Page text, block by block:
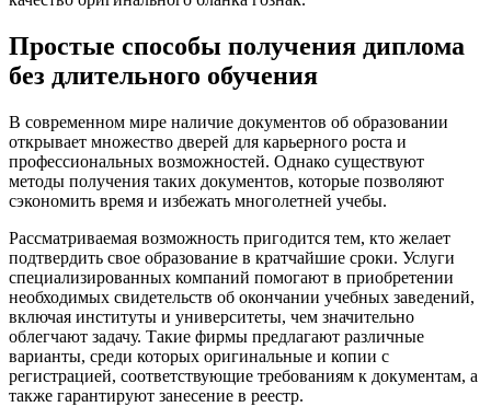
Простые способы получения диплома
без длительного обучения
В современном мире наличие документов об образовании
открывает множество дверей для карьерного роста и
профессиональных возможностей. Однако существуют
методы получения таких документов, которые позволяют
сэкономить время и избежать многолетней учебы.
Рассматриваемая возможность пригодится тем, кто желает
подтвердить свое образование в кратчайшие сроки. Услуги
специализированных компаний помогают в приобретении
необходимых свидетельств об окончании учебных заведений,
включая институты и университеты, чем значительно
облегчают задачу. Такие фирмы предлагают различные
варианты, среди которых оригинальные и копии с
регистрацией, соответствующие требованиям к документам, а
также гарантируют занесение в реестр.